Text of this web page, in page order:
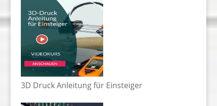
3D Druck Anleitung für Einsteiger